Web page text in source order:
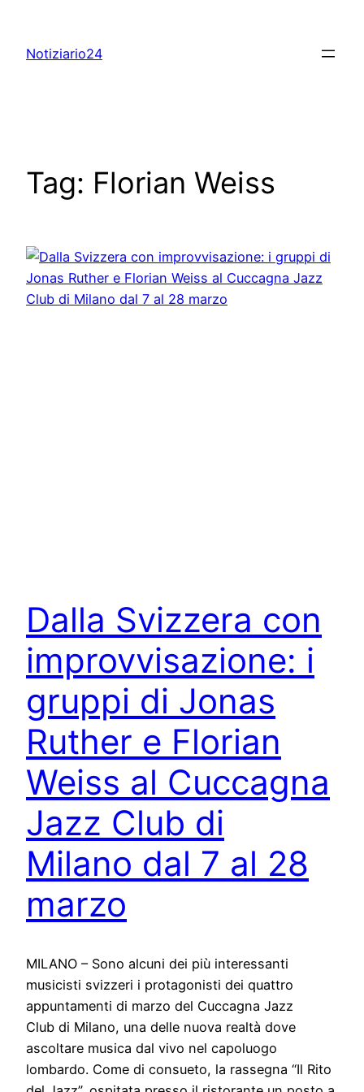
content
Notiziario24
Tag: Florian Weiss
Dalla Svizzera con
improvvisazione: i
gruppi di Jonas
Ruther e Florian
Weiss al Cuccagna
Jazz Club di
Milano dal 7 al 28
marzo
MILANO – Sono alcuni dei più interessanti
musicisti svizzeri i protagonisti dei quattro
appuntamenti di marzo del Cuccagna Jazz
Club di Milano, una delle nuova realtà dove
ascoltare musica dal vivo nel capoluogo
lombardo. Come di consueto, la rassegna “Il Rito